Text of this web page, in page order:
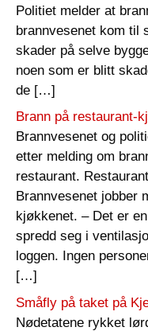
Politiet melder at
brannvesenet kom til
skader på selve
noen som er blitt
de […]
Brann på restaurant-
Brannvesenet og
etter melding om
restaurant.
Brannvesenet jobber
kjøkkenet. – Det er
spredd seg i
loggen. Ingen
[…]
Småfly på taket på
Nødetatene rykket